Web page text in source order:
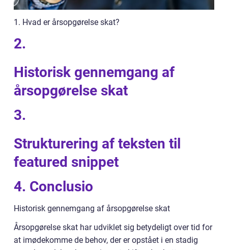
1. Hvad er årsopgørelse skat?
2.
Historisk gennemgang af
årsopgørelse skat
3.
Strukturering af teksten til
featured snippet
4. Conclusio
Historisk gennemgang af årsopgørelse skat
Årsopgørelse skat har udviklet sig betydeligt over tid for
at imødekomme de behov, der er opstået i en stadig